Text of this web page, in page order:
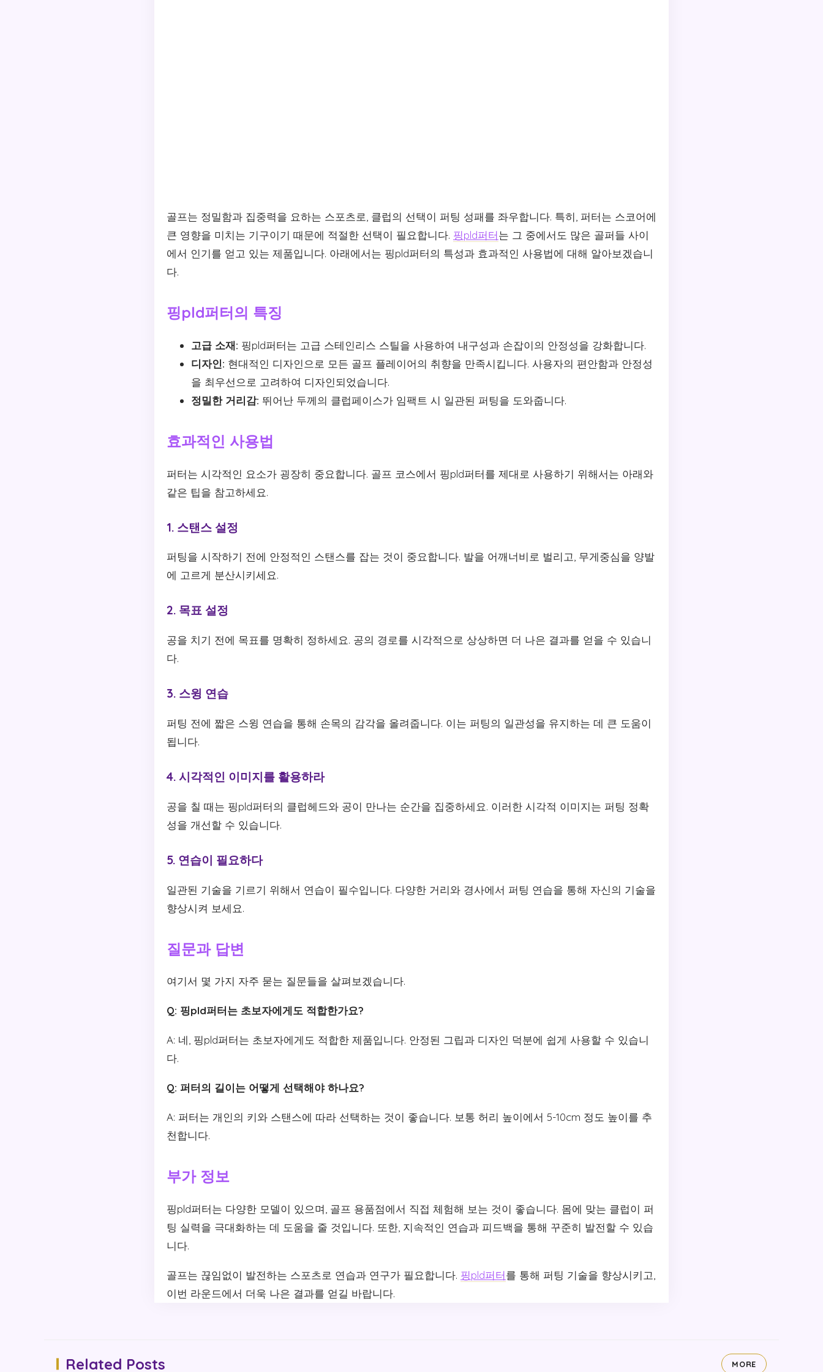
골프는 정밀함과 집중력을 요하는 스포츠로, 클럽의 선택이 퍼팅 성패를 좌우합니다. 특히, 퍼터는 스코어에
큰 영향을 미치는 기구이기 때문에 적절한 선택이 필요합니다. 핑pld퍼터는 그 중에서도 많은 골퍼들 사이
에서 인기를 얻고 있는 제품입니다. 아래에서는 핑pld퍼터의 특성과 효과적인 사용법에 대해 알아보겠습니
다.
핑pld퍼터의 특징
고급 소재: 핑pld퍼터는 고급 스테인리스 스틸을 사용하여 내구성과 손잡이의 안정성을 강화합니다.
디자인: 현대적인 디자인으로 모든 골프 플레이어의 취향을 만족시킵니다. 사용자의 편안함과 안정성
을 최우선으로 고려하여 디자인되었습니다.
정밀한 거리감: 뛰어난 두께의 클럽페이스가 임팩트 시 일관된 퍼팅을 도와줍니다.
효과적인 사용법
퍼터는 시각적인 요소가 굉장히 중요합니다. 골프 코스에서 핑pld퍼터를 제대로 사용하기 위해서는 아래와
같은 팁을 참고하세요.
1. 스탠스 설정
퍼팅을 시작하기 전에 안정적인 스탠스를 잡는 것이 중요합니다. 발을 어깨너비로 벌리고, 무게중심을 양발
에 고르게 분산시키세요.
2. 목표 설정
공을 치기 전에 목표를 명확히 정하세요. 공의 경로를 시각적으로 상상하면 더 나은 결과를 얻을 수 있습니
다.
3. 스윙 연습
퍼팅 전에 짧은 스윙 연습을 통해 손목의 감각을 올려줍니다. 이는 퍼팅의 일관성을 유지하는 데 큰 도움이
됩니다.
4. 시각적인 이미지를 활용하라
공을 칠 때는 핑pld퍼터의 클럽헤드와 공이 만나는 순간을 집중하세요. 이러한 시각적 이미지는 퍼팅 정확
성을 개선할 수 있습니다.
5. 연습이 필요하다
일관된 기술을 기르기 위해서 연습이 필수입니다. 다양한 거리와 경사에서 퍼팅 연습을 통해 자신의 기술을
향상시켜 보세요.
질문과 답변
여기서 몇 가지 자주 묻는 질문들을 살펴보겠습니다.
Q: 핑pld퍼터는 초보자에게도 적합한가요?
A: 네, 핑pld퍼터는 초보자에게도 적합한 제품입니다. 안정된 그립과 디자인 덕분에 쉽게 사용할 수 있습니
다.
Q: 퍼터의 길이는 어떻게 선택해야 하나요?
A: 퍼터는 개인의 키와 스탠스에 따라 선택하는 것이 좋습니다. 보통 허리 높이에서 5-10cm 정도 높이를 추
천합니다.
부가 정보
핑pld퍼터는 다양한 모델이 있으며, 골프 용품점에서 직접 체험해 보는 것이 좋습니다. 몸에 맞는 클럽이 퍼
팅 실력을 극대화하는 데 도움을 줄 것입니다. 또한, 지속적인 연습과 피드백을 통해 꾸준히 발전할 수 있습
니다.
골프는 끊임없이 발전하는 스포츠로 연습과 연구가 필요합니다. 핑pld퍼터를 통해 퍼팅 기술을 향상시키고,
이번 라운드에서 더욱 나은 결과를 얻길 바랍니다.
Related Posts MORE